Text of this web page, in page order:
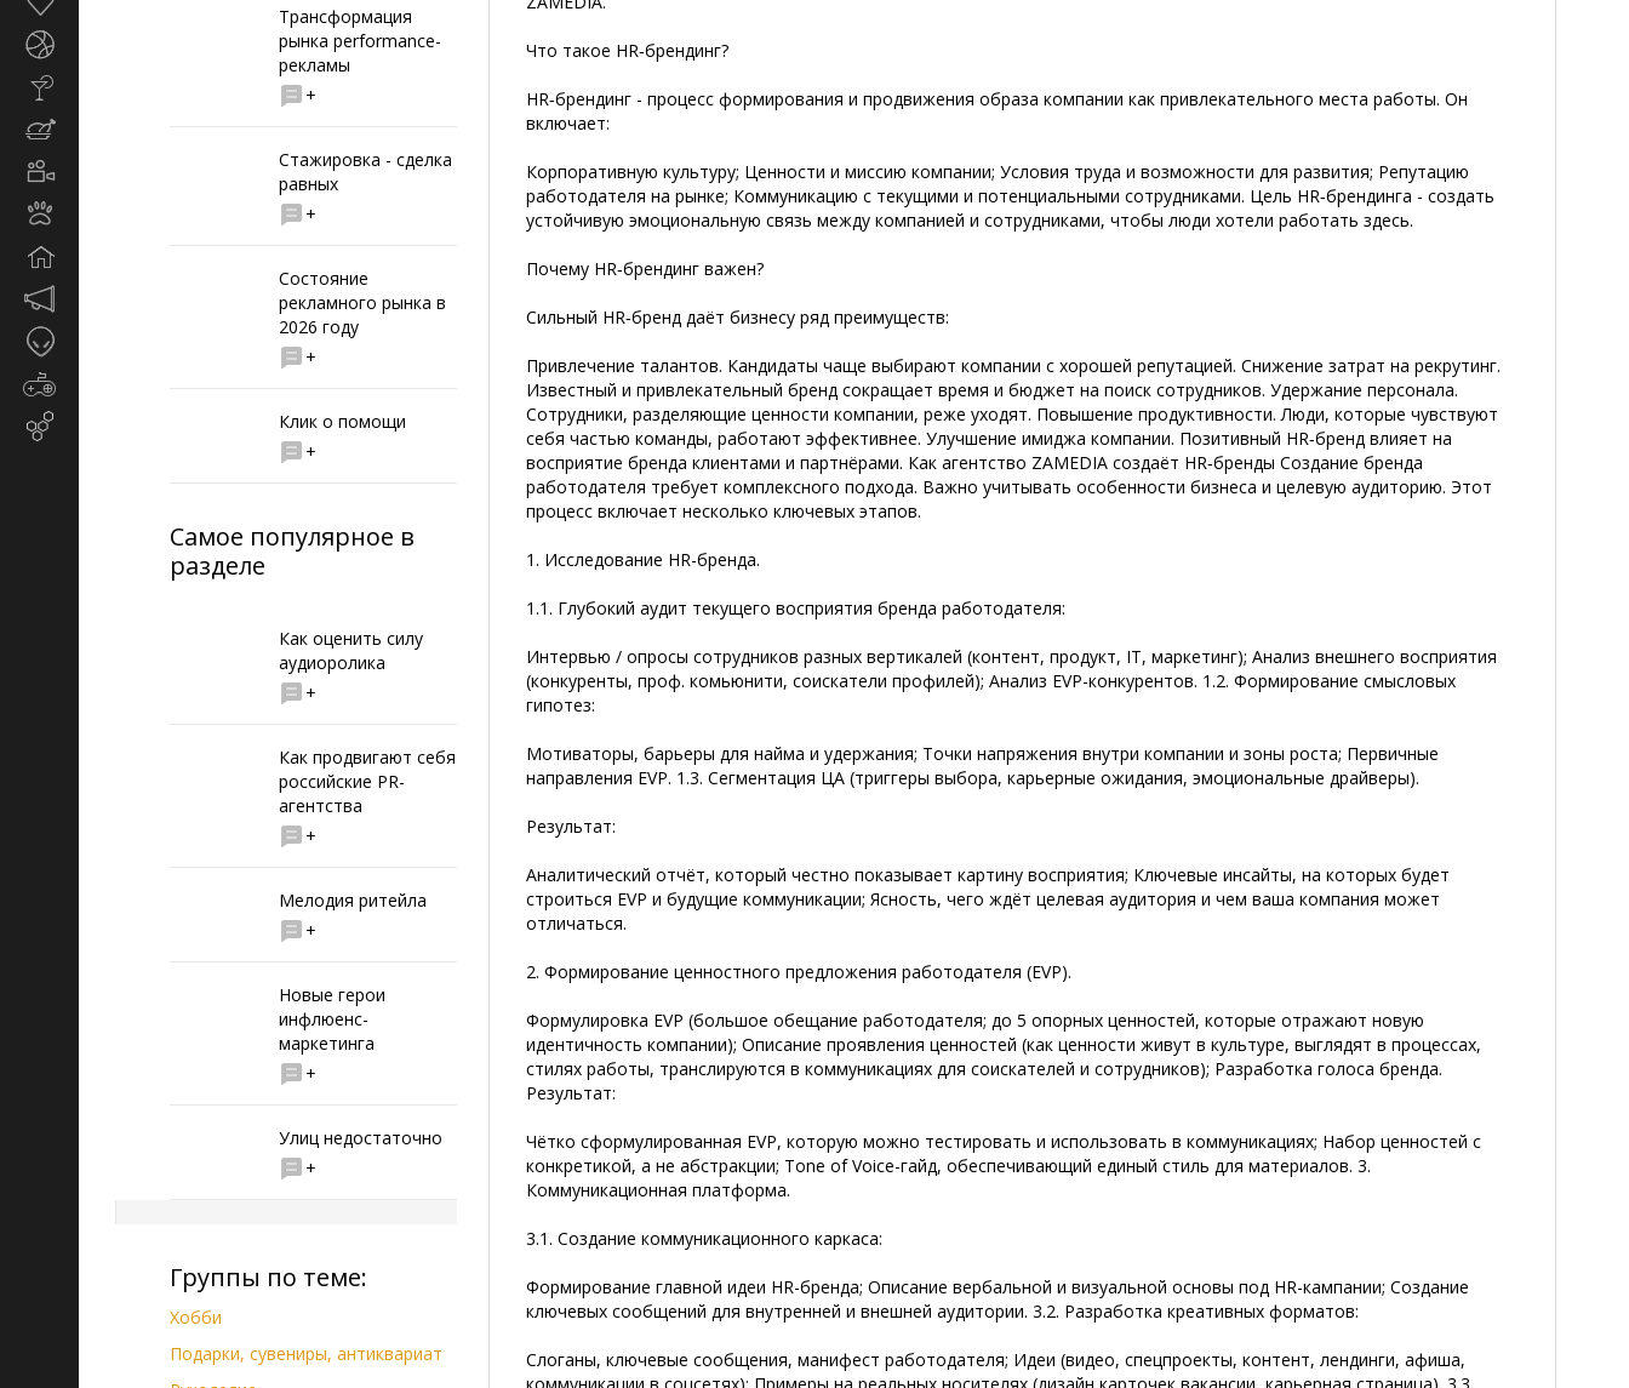
Трансформация
рынка performance-
рекламы
+
Стажировка - сделка
равных
+
Состояние
рекламного рынка в
2026 году
+
Клик о помощи
+
Самое популярное в
разделе
Как оценить силу
аудиоролика
+
Как продвигают себя
российские PR-
агентства
+
Мелодия ритейла
+
Новые герои
инфлюенс-
маркетинга
+
Улиц недостаточно
+
Группы по теме:
Хобби
Подарки, сувениры, антиквариат
Что такое HR‑брендинг?
HR‑брендинг - процесс формирования и продвижения образа компании как привлекательного места работы. Он
включает:
Корпоративную культуру; Ценности и миссию компании; Условия труда и возможности для развития; Репутацию
работодателя на рынке; Коммуникацию с текущими и потенциальными сотрудниками. Цель HR‑брендинга - создать
устойчивую эмоциональную связь между компанией и сотрудниками, чтобы люди хотели работать здесь.
Почему HR‑брендинг важен?
Сильный HR‑бренд даёт бизнесу ряд преимуществ:
Привлечение талантов. Кандидаты чаще выбирают компании с хорошей репутацией. Снижение затрат на рекрутинг.
Известный и привлекательный бренд сокращает время и бюджет на поиск сотрудников. Удержание персонала.
Сотрудники, разделяющие ценности компании, реже уходят. Повышение продуктивности. Люди, которые чувствуют
себя частью команды, работают эффективнее. Улучшение имиджа компании. Позитивный HR‑бренд влияет на
восприятие бренда клиентами и партнёрами. Как агентство ZAMEDIA создаёт HR‑бренды Создание бренда
работодателя требует комплексного подхода. Важно учитывать особенности бизнеса и целевую аудиторию. Этот
процесс включает несколько ключевых этапов.
1. Исследование HR-бренда.
1.1. Глубокий аудит текущего восприятия бренда работодателя:
Интервью / опросы сотрудников разных вертикалей (контент, продукт, IT, маркетинг); Анализ внешнего восприятия
(конкуренты, проф. комьюнити, соискатели профилей); Анализ EVP-конкурентов. 1.2. Формирование смысловых
гипотез:
Мотиваторы, барьеры для найма и удержания; Точки напряжения внутри компании и зоны роста; Первичные
направления EVP. 1.3. Сегментация ЦА (триггеры выбора, карьерные ожидания, эмоциональные драйверы).
Результат:
Аналитический отчёт, который честно показывает картину восприятия; Ключевые инсайты, на которых будет
строиться EVP и будущие коммуникации; Ясность, чего ждёт целевая аудитория и чем ваша компания может
отличаться.
2. Формирование ценностного предложения работодателя (EVP).
Формулировка EVP (большое обещание работодателя; до 5 опорных ценностей, которые отражают новую
идентичность компании); Описание проявления ценностей (как ценности живут в культуре, выглядят в процессах,
стилях работы, транслируются в коммуникациях для соискателей и сотрудников); Разработка голоса бренда.
Результат:
Чётко сформулированная EVP, которую можно тестировать и использовать в коммуникациях; Набор ценностей с
конкретикой, а не абстракции; Tone of Voice-гайд, обеспечивающий единый стиль для материалов. 3.
Коммуникационная платформа.
3.1. Создание коммуникационного каркаса:
Формирование главной идеи HR-бренда; Описание вербальной и визуальной основы под HR-кампании; Создание
ключевых сообщений для внутренней и внешней аудитории. 3.2. Разработка креативных форматов:
Слоганы, ключевые сообщения, манифест работодателя; Идеи (видео, спецпроекты, контент, лендинги, афиша,